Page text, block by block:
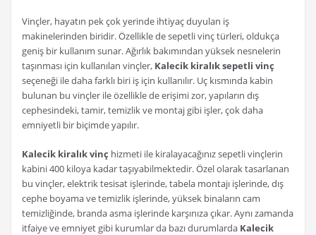
Vinçler, hayatın pek çok yerinde ihtiyaç duyulan iş
makinelerinden biridir. Özellikle de sepetli vinç türleri, oldukça
geniş bir kullanım sunar. Ağırlık bakımından yüksek nesnelerin
taşınması için kullanılan vinçler, Kalecik kiralık sepetli vinç
seçeneği ile daha farklı biri iş için kullanılır. Uç kısmında kabin
bulunan bu vinçler ile özellikle de erişimi zor, yapıların dış
cephesindeki, tamir, temizlik ve montaj gibi işler, çok daha
emniyetli bir biçimde yapılır.
Kalecik kiralık vinç hizmeti ile kiralayacağınız sepetli vinçlerin
kabini 400 kiloya kadar taşıyabilmektedir. Özel olarak tasarlanan
bu vinçler, elektrik tesisat işlerinde, tabela montajı işlerinde, dış
cephe boyama ve temizlik işlerinde, yüksek binaların cam
temizliğinde, branda asma işlerinde karşınıza çıkar. Aynı zamanda
itfaiye ve emniyet gibi kurumlar da bazı durumlarda Kalecik